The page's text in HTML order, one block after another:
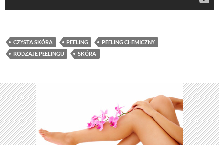
CZYSTA SKÓRA PEELING
PEELING CHEMICZNY
RODZAJE PEELINGU
SKÓRA